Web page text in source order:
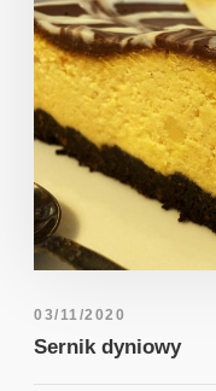
03/11/2020
Sernik dyniowy